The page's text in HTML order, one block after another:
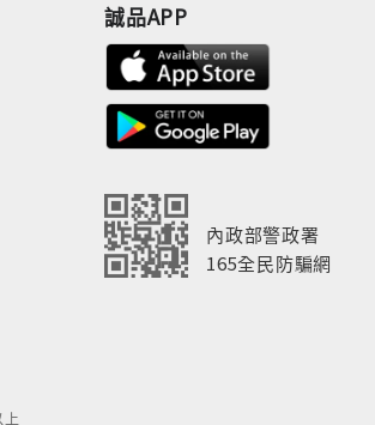
誠品APP
內政部警政署
165全民防騙網